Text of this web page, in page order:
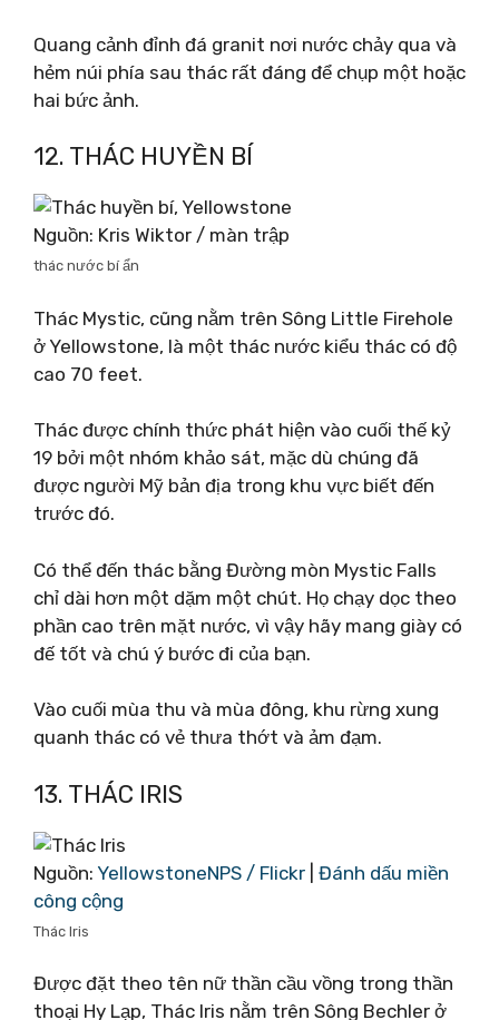
Quang cảnh đỉnh đá granit nơi nước chảy qua và
hẻm núi phía sau thác rất đáng để chụp một hoặc
hai bức ảnh.
12. THÁC HUYỀN BÍ
Nguồn: Kris Wiktor / màn trập
thác nước bí ẩn
Thác Mystic, cũng nằm trên Sông Little Firehole
ở Yellowstone, là một thác nước kiểu thác có độ
cao 70 feet.
Thác được chính thức phát hiện vào cuối thế kỷ
19 bởi một nhóm khảo sát, mặc dù chúng đã
được người Mỹ bản địa trong khu vực biết đến
trước đó.
Có thể đến thác bằng Đường mòn Mystic Falls
chỉ dài hơn một dặm một chút. Họ chạy dọc theo
phần cao trên mặt nước, vì vậy hãy mang giày có
đế tốt và chú ý bước đi của bạn.
Vào cuối mùa thu và mùa đông, khu rừng xung
quanh thác có vẻ thưa thớt và ảm đạm.
13. THÁC IRIS
Nguồn: YellowstoneNPS / Flickr Đánh dấu miền
công cộng
Thác Iris
Được đặt theo tên nữ thần cầu vồng trong thần
thoại Hy Lạp, Thác Iris nằm trên Sông Bechler ở